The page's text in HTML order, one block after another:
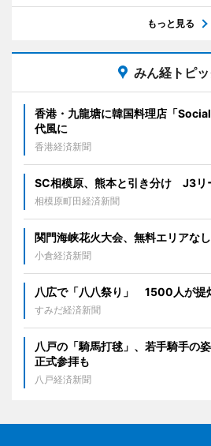
もっと見る
みん経トピ
香港・九龍塘に韓国料理店「
代風に
香港経済新聞
SC相模原、熊本と引き分け J3リ
相模原町田経済新聞
関門海峡花火大会、無料エリアな
小倉経済新聞
八広で「八八祭り」 1500人が提
すみだ経済新聞
八戸の「騎馬打毬」、若手騎手
正式参拝も
八戸経済新聞